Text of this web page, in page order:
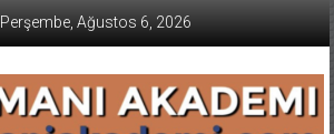
Perşembe, Ağustos 6, 2026